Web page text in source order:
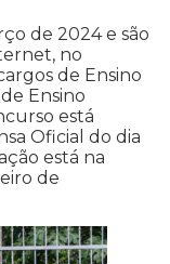
de 2024 e são
no
de Ensino
Ensino
está
Oficial do dia
está na
de